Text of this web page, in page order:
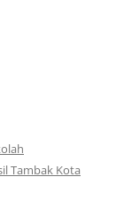
Tambak Kota